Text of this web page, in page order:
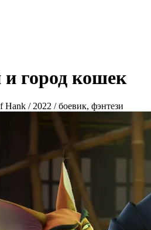
город кошек
Hank / 2022 / боевик, фэнтези